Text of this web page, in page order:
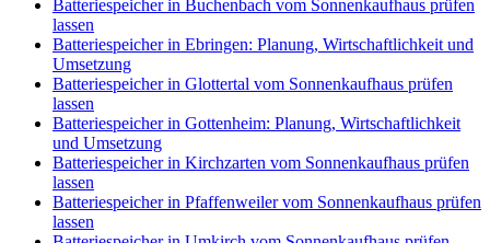
Batteriespeicher in Buchenbach vom Sonnenkaufhaus prüfen
lassen
Batteriespeicher in Ebringen: Planung, Wirtschaftlichkeit und
Umsetzung
Batteriespeicher in Glottertal vom Sonnenkaufhaus prüfen
lassen
Batteriespeicher in Gottenheim: Planung, Wirtschaftlichkeit
und Umsetzung
Batteriespeicher in Kirchzarten vom Sonnenkaufhaus prüfen
lassen
Batteriespeicher in Pfaffenweiler vom Sonnenkaufhaus prüfen
lassen